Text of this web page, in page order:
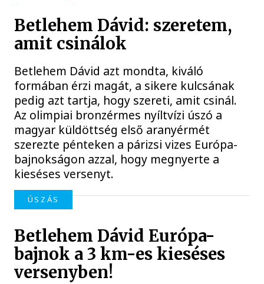
Betlehem Dávid: szeretem,
amit csinálok
Betlehem Dávid azt mondta, kiváló
formában érzi magát, a sikere kulcsának
pedig azt tartja, hogy szereti, amit csinál.
Az olimpiai bronzérmes nyíltvízi úszó a
magyar küldöttség első aranyérmét
szerezte pénteken a párizsi vizes Európa-
bajnokságon azzal, hogy megnyerte a
kieséses versenyt.
ÚSZÁS
Betlehem Dávid Európa-
bajnok a 3 km-es kieséses
versenyben!